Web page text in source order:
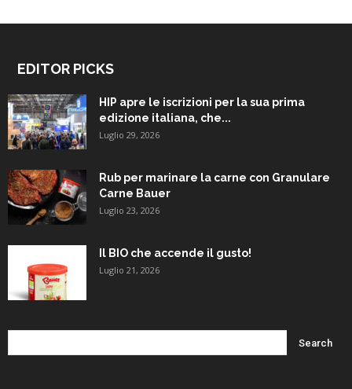
EDITOR PICKS
HIP apre le iscrizioni per la sua prima
edizione italiana, che...
Luglio 29, 2026
Rub per marinare la carne con Granulare
Carne Bauer
Luglio 23, 2026
Il BIO che accende il gusto!
Luglio 21, 2026